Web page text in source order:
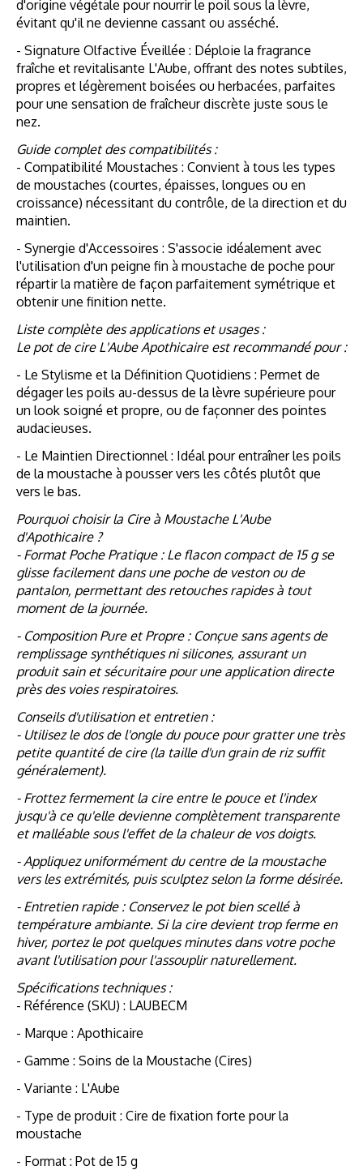
d'origine végétale pour nourrir le poil sous la lèvre,
évitant qu'il ne devienne cassant ou asséché.
- Signature Olfactive Éveillée : Déploie la fragrance
fraîche et revitalisante L'Aube, offrant des notes subtiles,
propres et légèrement boisées ou herbacées, parfaites
pour une sensation de fraîcheur discrète juste sous le
nez.
Guide complet des compatibilités :
- Compatibilité Moustaches : Convient à tous les types
de moustaches (courtes, épaisses, longues ou en
croissance) nécessitant du contrôle, de la direction et du
maintien.
- Synergie d'Accessoires : S'associe idéalement avec
l'utilisation d'un peigne fin à moustache de poche pour
répartir la matière de façon parfaitement symétrique et
obtenir une finition nette.
Liste complète des applications et usages :
Le pot de cire L'Aube Apothicaire est recommandé pour :
- Le Stylisme et la Définition Quotidiens : Permet de
dégager les poils au-dessus de la lèvre supérieure pour
un look soigné et propre, ou de façonner des pointes
audacieuses.
- Le Maintien Directionnel : Idéal pour entraîner les poils
de la moustache à pousser vers les côtés plutôt que
vers le bas.
Pourquoi choisir la Cire à Moustache L'Aube
d'Apothicaire ?
- Format Poche Pratique : Le flacon compact de 15 g se
glisse facilement dans une poche de veston ou de
pantalon, permettant des retouches rapides à tout
moment de la journée.
- Composition Pure et Propre : Conçue sans agents de
remplissage synthétiques ni silicones, assurant un
produit sain et sécuritaire pour une application directe
près des voies respiratoires.
Conseils d'utilisation et entretien :
- Utilisez le dos de l'ongle du pouce pour gratter une très
petite quantité de cire (la taille d'un grain de riz suffit
généralement).
- Frottez fermement la cire entre le pouce et l'index
jusqu'à ce qu'elle devienne complètement transparente
et malléable sous l'effet de la chaleur de vos doigts.
- Appliquez uniformément du centre de la moustache
vers les extrémités, puis sculptez selon la forme désirée.
- Entretien rapide : Conservez le pot bien scellé à
température ambiante. Si la cire devient trop ferme en
hiver, portez le pot quelques minutes dans votre poche
avant l'utilisation pour l'assouplir naturellement.
Spécifications techniques :
- Référence (SKU) : LAUBECM
- Marque : Apothicaire
- Gamme : Soins de la Moustache (Cires)
- Variante : L'Aube
- Type de produit : Cire de fixation forte pour la
moustache
- Format : Pot de 15 g